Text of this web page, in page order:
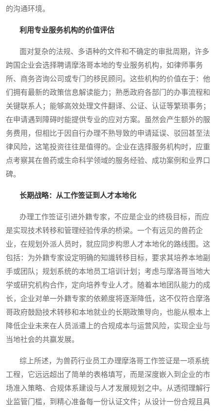
的沟通环境。
利用专业服务机构的价值评估
面对复杂的法规、多语种的文件和不确定的审批周期，许多
跨国企业会选择聘请摩洛哥本地的专业服务机构，如律师事务
所、商务咨询公司或专门的移民顾问。这些机构的价值在于：他
们拥有最新的政策信息解读能力；熟悉政府各部门的办事流程和
关键联系人；能够高效处理文件翻译、公证、认证等繁琐事务；
在申请遇到障碍时能提供专业的应对方案。虽然会产生额外的服
务费用，但相比于因自行办理不熟导致的申请延误、驳回甚至法
律风险，这笔投资往往是值得的。企业在选择服务机构时，应重
点考察其在兽药或生命科学领域的服务经验、成功案例和业界口
碑。
长期战略：从工作签证到人才本地化
办理工作签证引进外籍专家，不应是企业的终极目标，而应
是实现技术转移和管理经验传承的桥梁。一个有远见的兽药企
业，在规划外派人员时，就应同步构思人才本地化的路线图。这
包括：为外籍专家设定明确的知識转移目标，要求其培养本地副
手或团队；规划系统的本地员工培训计划；考虑与摩洛哥当地大
学或研究机构合作，定向培养专业人才。随着本地团队能力的成
长，企业对单一外籍专家的依赖度将逐渐降低，这不仅符合摩洛
哥政府鼓励技术转移和本地就业的长期政策导向，也能从根本上
降低企业未来在人员派遣上的合规成本与运营风险，实现企业与
当地社会的共赢发展。
综上所述，为兽药行业员工办理摩洛哥工作签证是一项系统
工程，它远远超出了简单的表格填写，而是深度嵌入到企业的市
场准入策略、合规体系建设与人才发展规划之中。从透彻理解行
业监管门槛，到精心准备每一份认证文件；从设计一份合规且具